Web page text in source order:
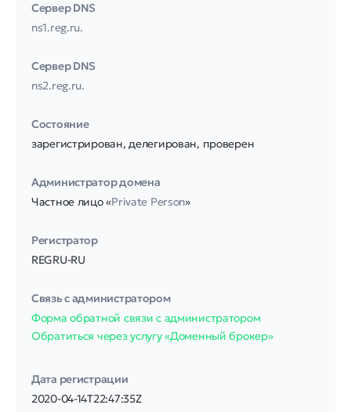
Сервер DNS
ns1.reg.ru.
Сервер DNS
ns2.reg.ru.
Соcтояние
зарегистрирован, делегирован, проверен
Администратор домена
Частное лицо «Private Person»
Регистратор
REGRU-RU
Связь с администратором
Форма обратной связи с администратором
Обратиться через услугу «Доменный брокер»
Дата регистрации
2020-04-14T22:47:35Z